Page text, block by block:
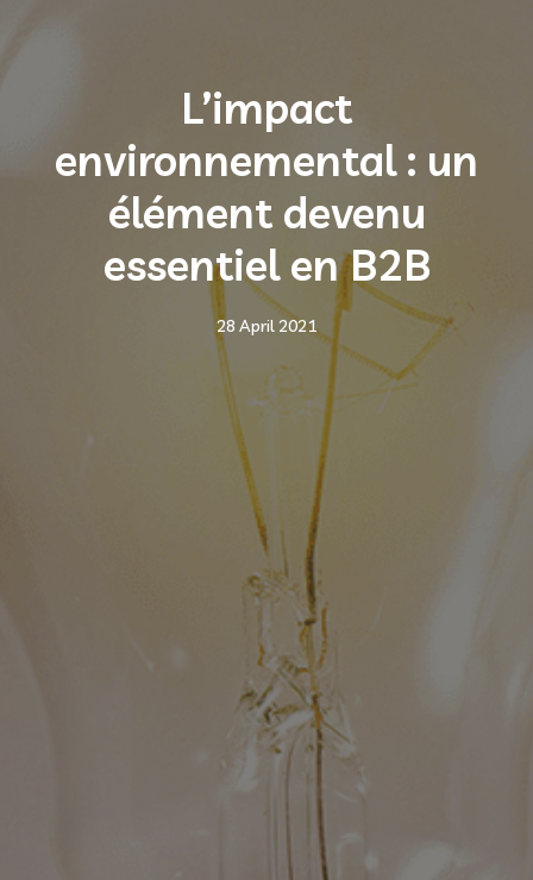
L’impact
environnemental : un
élément devenu
essentiel en B2B
28 April 2021